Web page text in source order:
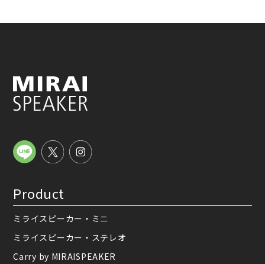
Product
ミライスピーカー・ミニ
ミライスピーカー・ステレオ
Carry by MIRAISPEAKER